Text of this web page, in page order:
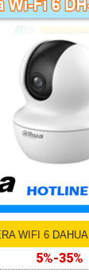
WIFI 6
5%-35%